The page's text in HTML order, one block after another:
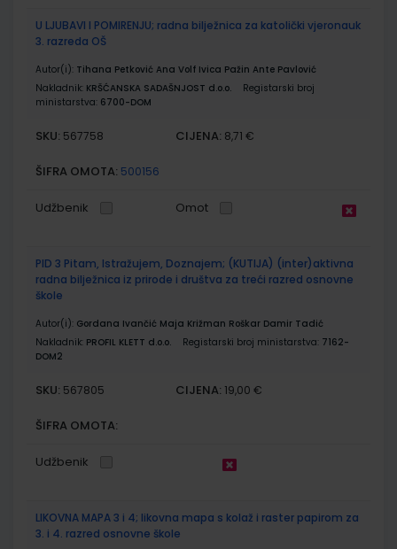
U LJUBAVI I POMIRENJU; radna bilježnica za katolički vjeronauk
3. razreda OŠ
Autor(i): Tihana Petković Ana Volf Ivica Pažin Ante Pavlović
Nakladnik: KRŠĆANSKA SADAŠNJOST d.o.o.
Registarski broj
ministarstva: 6700-DOM
SKU: 567758 CIJENA: 8,71 €
ŠIFRA OMOTA: 500156
Udžbenik Omot
PID 3 Pitam, Istražujem, Doznajem; (KUTIJA) (inter)aktivna
radna bilježnica iz prirode i društva za treći razred osnovne
škole
Autor(i): Gordana Ivančić Maja Križman Roškar Damir Tadić
Nakladnik: PROFIL KLETT d.o.o. Registarski broj ministarstva: 7162-
DOM2
SKU: 567805 CIJENA: 19,00 €
ŠIFRA OMOTA:
Udžbenik
LIKOVNA MAPA 3 i 4; likovna mapa s kolaž i raster papirom za
3. i 4. razred osnovne škole